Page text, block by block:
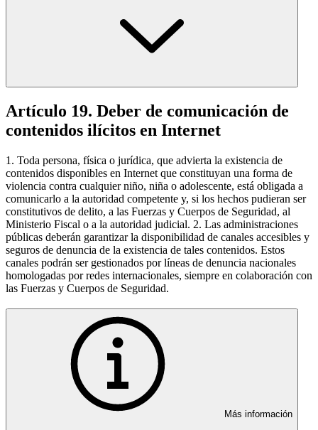
Artículo 19. Deber de comunicación de
contenidos ilícitos en Internet
1. Toda persona, física o jurídica, que advierta la existencia de
contenidos disponibles en Internet que constituyan una forma de
violencia contra cualquier niño, niña o adolescente, está obligada a
comunicarlo a la autoridad competente y, si los hechos pudieran ser
constitutivos de delito, a las Fuerzas y Cuerpos de Seguridad, al
Ministerio Fiscal o a la autoridad judicial. 2. Las administraciones
públicas deberán garantizar la disponibilidad de canales accesibles y
seguros de denuncia de la existencia de tales contenidos. Estos
canales podrán ser gestionados por líneas de denuncia nacionales
homologadas por redes internacionales, siempre en colaboración con
las Fuerzas y Cuerpos de Seguridad.
Más información